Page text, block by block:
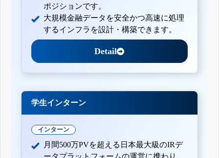
ポジションです。
大規模金融データを安全かつ高速に処理
するインフラを設計・構築できます。
Detail
学生インターン
インターン
月間500万PVを超える日本最大級のIRデ